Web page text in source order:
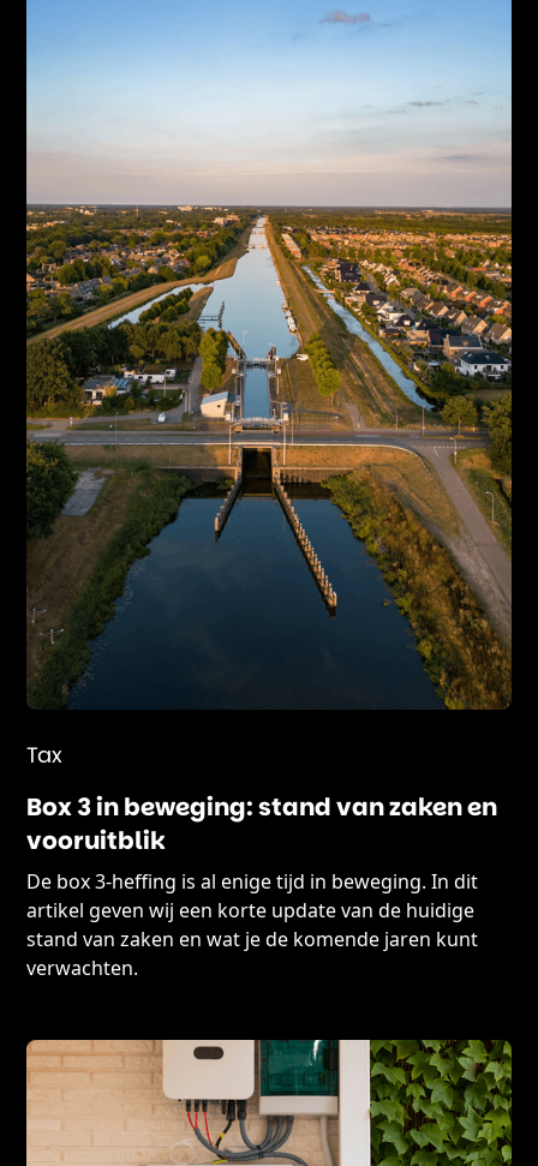
Tax
Box 3 in beweging: stand van zaken en
vooruitblik
De box 3-heffing is al enige tijd in beweging. In dit
artikel geven wij een korte update van de huidige
stand van zaken en wat je de komende jaren kunt
verwachten.